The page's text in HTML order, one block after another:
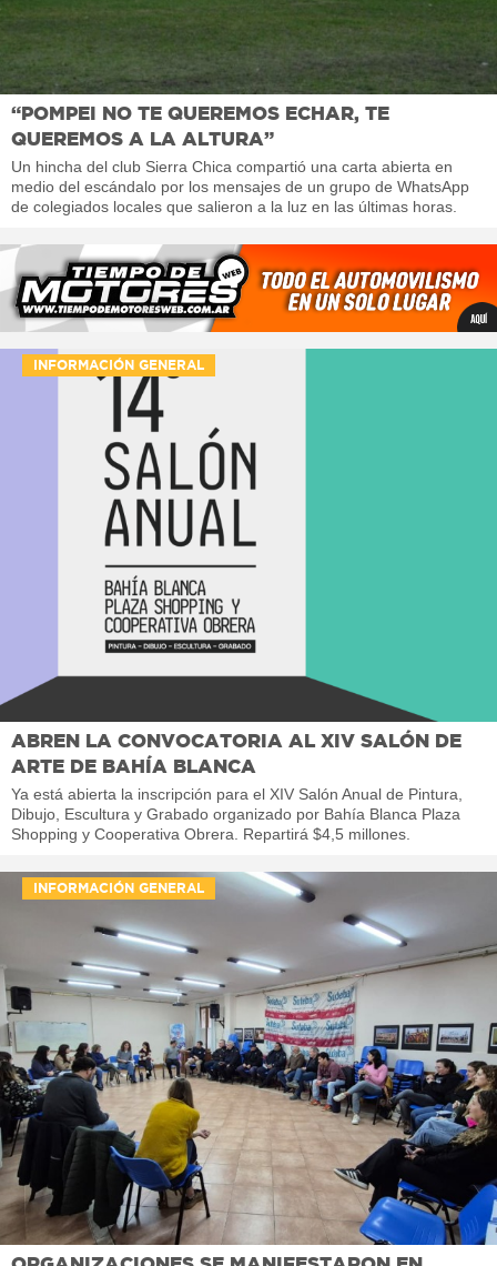
“POMPEI NO TE QUEREMOS ECHAR, TE
QUEREMOS A LA ALTURA”
Un hincha del club Sierra Chica compartió una carta abierta en
medio del escándalo por los mensajes de un grupo de WhatsApp
de colegiados locales que salieron a la luz en las últimas horas.
INFORMACIÓN GENERAL
ABREN LA CONVOCATORIA AL XIV SALÓN DE
ARTE DE BAHÍA BLANCA
Ya está abierta la inscripción para el XIV Salón Anual de Pintura,
Dibujo, Escultura y Grabado organizado por Bahía Blanca Plaza
Shopping y Cooperativa Obrera. Repartirá $4,5 millones.
INFORMACIÓN GENERAL